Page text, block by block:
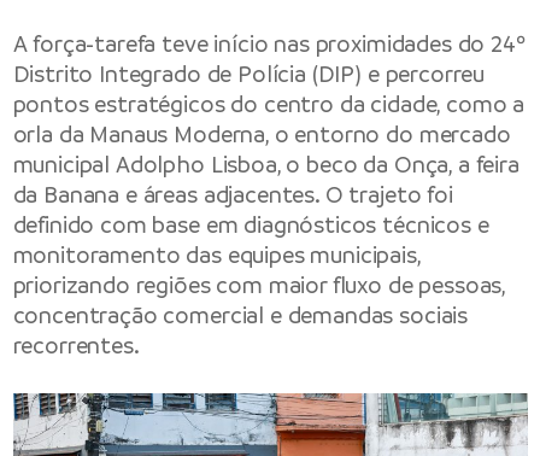
A força-tarefa teve início nas proximidades do 24º
Distrito Integrado de Polícia (DIP) e percorreu
pontos estratégicos do centro da cidade, como a
orla da Manaus Moderna, o entorno do mercado
municipal Adolpho Lisboa, o beco da Onça, a feira
da Banana e áreas adjacentes. O trajeto foi
definido com base em diagnósticos técnicos e
monitoramento das equipes municipais,
priorizando regiões com maior fluxo de pessoas,
concentração comercial e demandas sociais
recorrentes.